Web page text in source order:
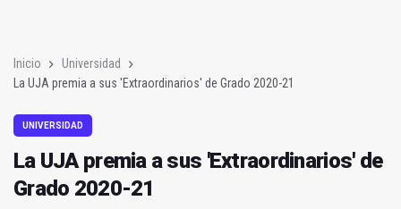
Inicio
Universidad
La UJA premia a sus 'Extraordinarios' de Grado 2020-21
UNIVERSIDAD
La UJA premia a sus 'Extraordinarios' de
Grado 2020-21